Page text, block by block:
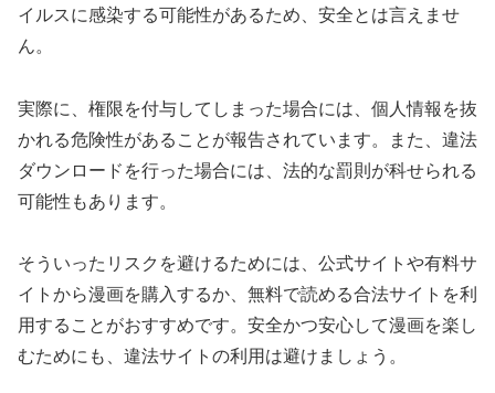
イルスに感染する可能性があるため、安全とは言えませ
ん。
実際に、権限を付与してしまった場合には、個人情報を抜
かれる危険性があることが報告されています。また、違法
ダウンロードを行った場合には、法的な罰則が科せられる
可能性もあります。
そういったリスクを避けるためには、公式サイトや有料サ
イトから漫画を購入するか、無料で読める合法サイトを利
用することがおすすめです。安全かつ安心して漫画を楽し
むためにも、違法サイトの利用は避けましょう。